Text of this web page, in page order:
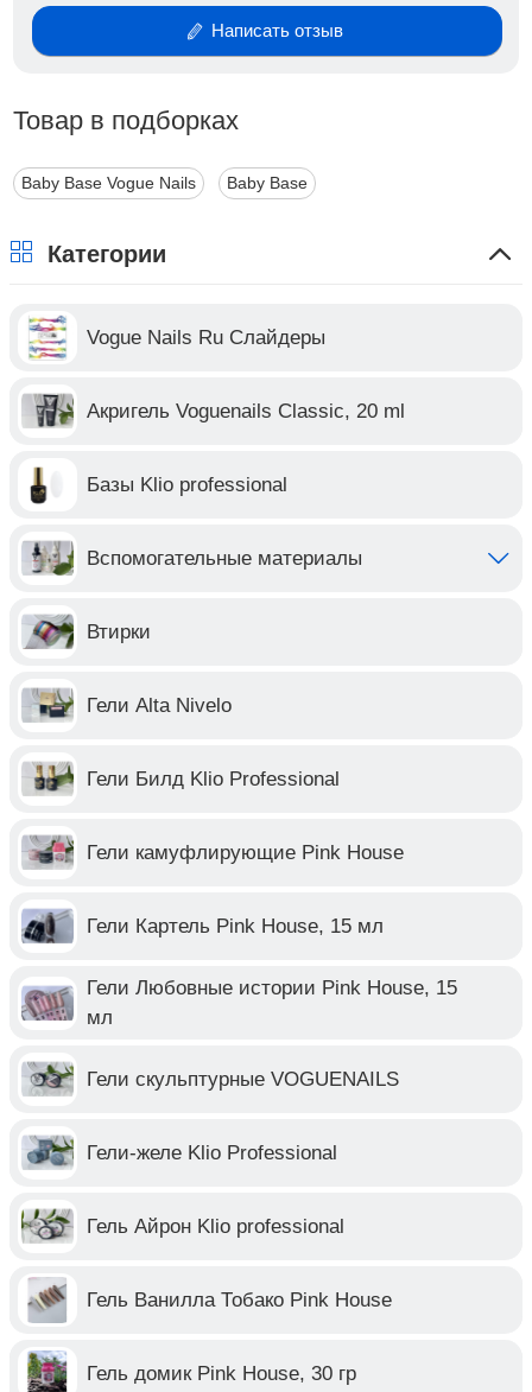
Написать отзыв
Товар в подборках
Baby Base Vogue Nails Baby Base
Категории
Vogue Nails Ru Слайдеры
Акригель Voguenails Classic, 20 ml
Базы Klio professional
Вспомогательные материалы
Втирки
Гели Alta Nivelo
Гели Билд Klio Professional
Гели камуфлирующие Pink House
Гели Картель Pink House, 15 мл
Гели Любовные истории Pink House, 15
мл
Гели скульптурные VOGUENAILS
Гели-желе Klio Professional
Гель Айрон Klio professional
Гель Ванилла Тобако Pink House
Гель домик Pink House, 30 гр